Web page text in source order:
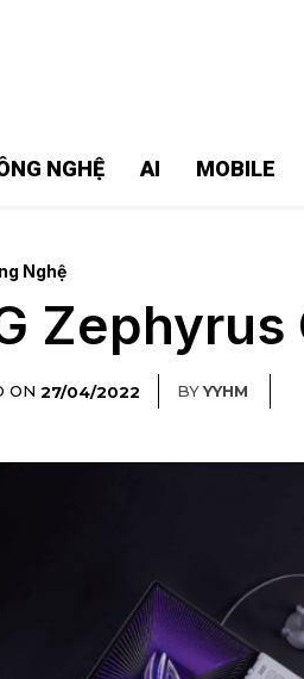
NGHỆ AI MOBILE
Nghệ
ON 27/04/2022 BYYYHM